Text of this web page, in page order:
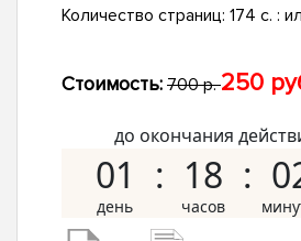
Количество страниц: 174 с. :
Стоимость: 700 р.250
до окончания
01 18